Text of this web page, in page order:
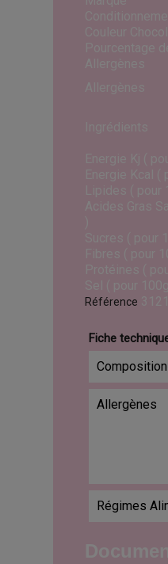
Référence
Fiche
Allergènes
Régimes